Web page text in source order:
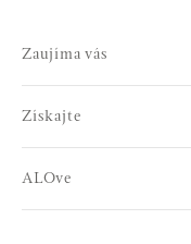
Zaujíma vás
Získajte
ALOve